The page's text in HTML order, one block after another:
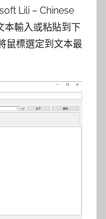
Lili – Chinese
本輸入或粘貼到下
鼠標選定到文本最